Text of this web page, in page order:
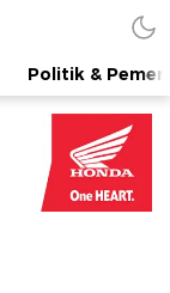
Politik &